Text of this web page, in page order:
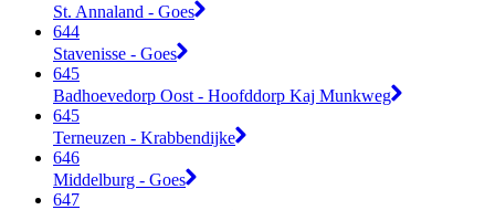
St. Annaland - Goes
644
Stavenisse - Goes
645
Badhoevedorp Oost - Hoofddorp Kaj Munkweg
645
Terneuzen - Krabbendijke
646
Middelburg - Goes
647